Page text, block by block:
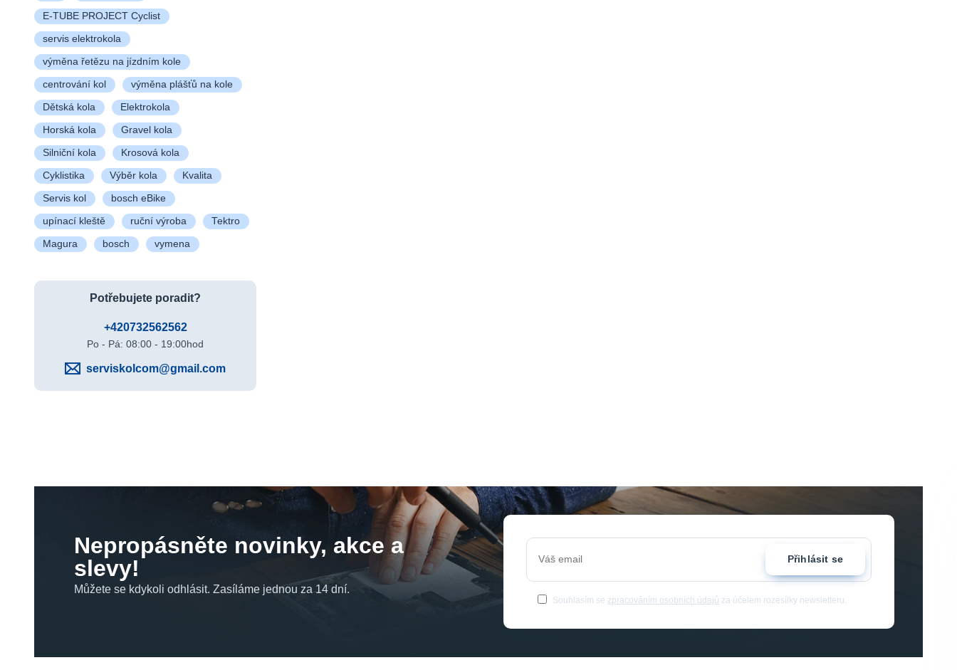
E-TUBE PROJECT Cyclist
servis elektrokola
výměna řetězu na jízdním kole
centrování kol výměna plášťů na kole
Dětská kola Elektrokola
Horská kola Gravel kola
Silniční kola Krosová kola
Cyklistika Výběr kola Kvalita
Servis kol bosch eBike
upínací kleště ruční výroba Tektro
Magura bosch vymena
Potřebujete poradit?
+420732562562
Po - Pá: 08:00 - 19:00hod
serviskolcom@gmail.com
Nepropásněte novinky, akce a
slevy!
Můžete se kdykoli odhlásit. Zasíláme jednou za 14 dní.
Přihlásit se
Souhlasím se zpracováním osobních údajů za účelem rozesílky newsletteru.